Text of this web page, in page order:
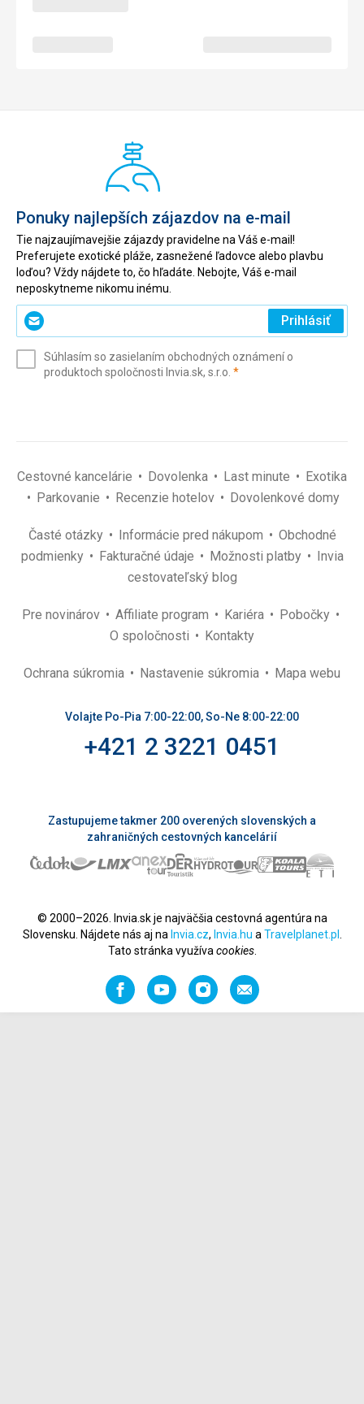
Ponuky najlepších zájazdov na e-mail
Tie najzaujímavejšie zájazdy pravidelne na Váš e-mail!
Preferujete exotické pláže, zasnežené ľadovce alebo plavbu
loďou? Vždy nájdete to, čo hľadáte. Nebojte, Váš e-mail
neposkytneme nikomu inému.
Zadajte
svoj
(povinné)
Prihlásiť
Súhlasím so zasielaním obchodných oznámení o
produktoch spoločnosti Invia.sk, s.r.o. *(povinné)
Cestovné kancelárie Dovolenka Last minute
Exotika
Parkovanie
Recenzie hotelov Dovolenkové domy
Časté otázky Informácie pred nákupom
Obchodné
podmienky
Fakturačné údaje Možnosti platby
Invia
cestovateľský blog
Pre novinárov Affiliate program Kariéra
Pobočky
O spoločnosti
Kontakty
Ochrana súkromia Nastavenie súkromia Mapa webu
Volajte Po-Pia 7:00-22:00, So-Ne 8:00-22:00
+421 2 3221 0451
Zastupujeme takmer 200 overených slovenských a
zahraničných cestovných kancelárií
© 2000–2026. Invia.sk je najväčšia cestovná agentúra na
Slovensku. Nájdete nás aj na Invia.cz, Invia.hu a Travelplanet.pl
Tato stránka využíva cookies.
FacebookYouTubeInstagramOdporučiť